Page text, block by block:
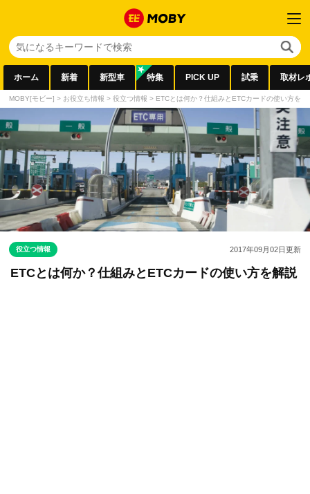
ホーム 新着 新型車 特集 PICK UP 試乗 取材レ
MOBY[モビー] > お役立ち情報 > 役立つ情報 > ETCとは何か？仕組みとETCカードの使い方を解
役立つ情報 2017年09月02日更新
ETCとは何か？仕組みとETCカードの使い方を解説